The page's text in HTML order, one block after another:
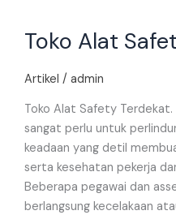
Toko Alat
Artikel / admin
Toko Alat Safety
sangat perlu untuk
keadaan yang detil
serta kesehatan pekerja
Beberapa pegawai dan
berlangsung kecelakaan
Alat
Terdekat